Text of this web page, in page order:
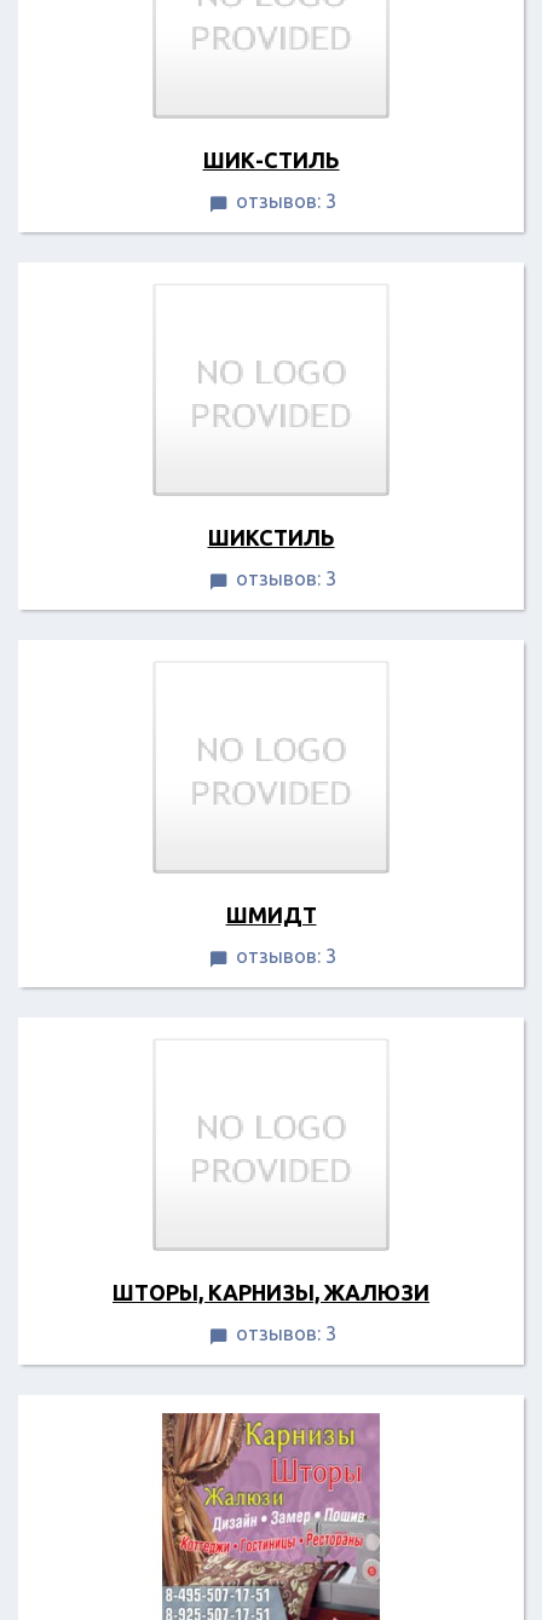
ШИК-СТИЛЬ
 отзывов: 3
ШИКСТИЛЬ
 отзывов: 3
ШМИДТ
 отзывов: 3
ШТОРЫ, КАРНИЗЫ, ЖАЛЮЗИ
 отзывов: 3